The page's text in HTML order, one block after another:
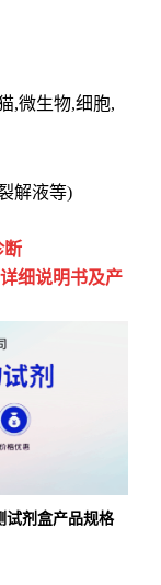
,微生物,细胞,
解液等)
断
细说明书及产
试剂盒产品规格